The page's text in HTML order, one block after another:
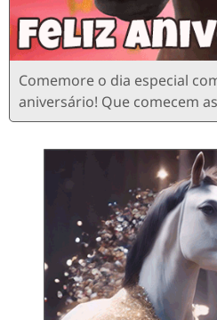
Comemore o dia especial
aniversário! Que comecem